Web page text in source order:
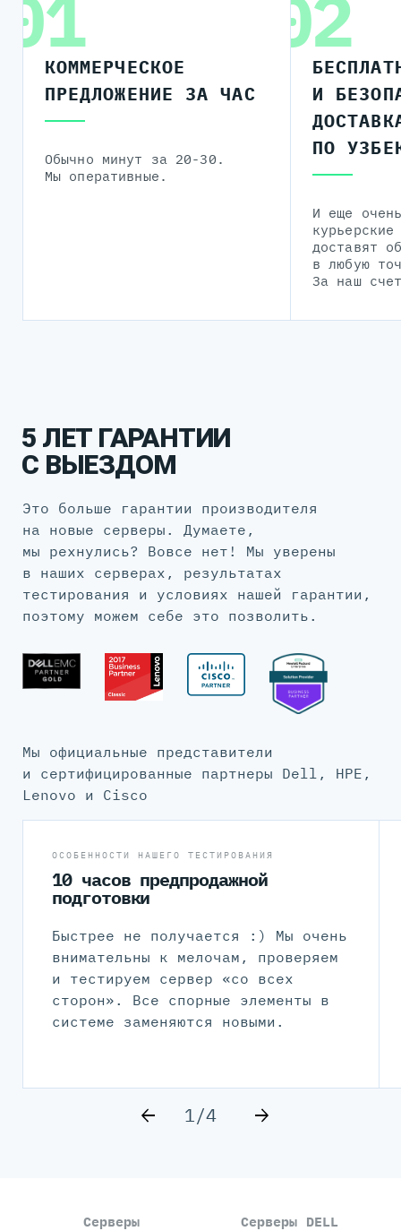
01
КОММЕРЧЕСКОЕ
ПРЕДЛОЖЕНИЕ ЗА ЧАС
Обычно минут за 20-30.
Мы оперативные.
02
И
ПО
И еще
доставят
в любую
За наш
5 ЛЕТ ГАРАНТИИ
С ВЫЕЗДОМ
Это больше гарантии производителя
на новые серверы. Думаете,
мы рехнулись? Вовсе нет! Мы уверены
в наших серверах, результатах
тестирования и условиях нашей гарантии,
поэтому можем себе это позволить.
Мы официальные представители
и сертифицированные партнеры Dell, HPE,
Lenovo и Cisco
ОСОБЕННОСТИ НАШЕГО ТЕСТИРОВАНИЯ
10 часов предпродажной
подготовки
Быстрее не получается :) Мы очень
внимательны к мелочам, проверяем
и тестируем сервер «со всех
сторон». Все спорные элементы в
системе заменяются новыми.
1/4
Серверы
Серверы DELL